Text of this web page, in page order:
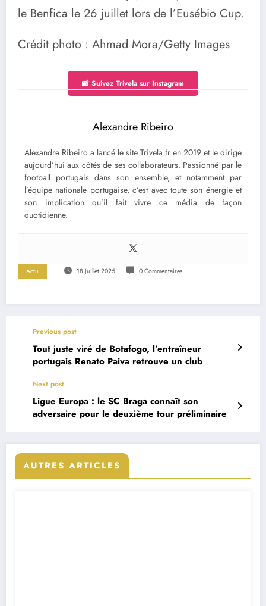
le Benfica le 26 juillet lors de l’Eusébio Cup.
Crédit photo : Ahmad Mora/Getty Images
📸 Suivez Trivela sur Instagram
Alexandre Ribeiro
Alexandre Ribeiro a lancé le site Trivela.fr en 2019 et le dirige
aujourd’hui aux côtés de ses collaborateurs. Passionné par le
football portugais dans son ensemble, et notamment par
l’équipe nationale portugaise, c’est avec toute son énergie et
son implication qu’il fait vivre ce média de façon
quotidienne.
Actu 18 Juillet 2025 0 Commentaires
Previous post
Tout juste viré de Botafogo, l’entraîneur
portugais Renato Paiva retrouve un club
Next post
Ligue Europa : le SC Braga connaît son
adversaire pour le deuxième tour préliminaire
AUTRES ARTICLES